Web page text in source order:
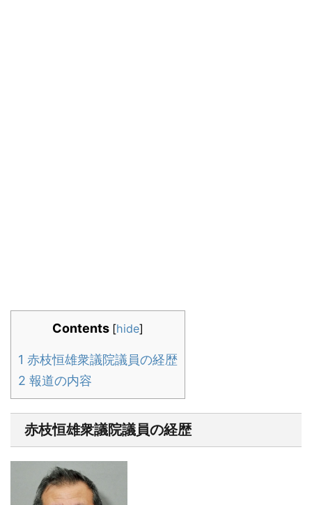
Contents [hide]
1 赤枝恒雄衆議院議員の経歴
2 報道の内容
赤枝恒雄衆議院議員の経歴